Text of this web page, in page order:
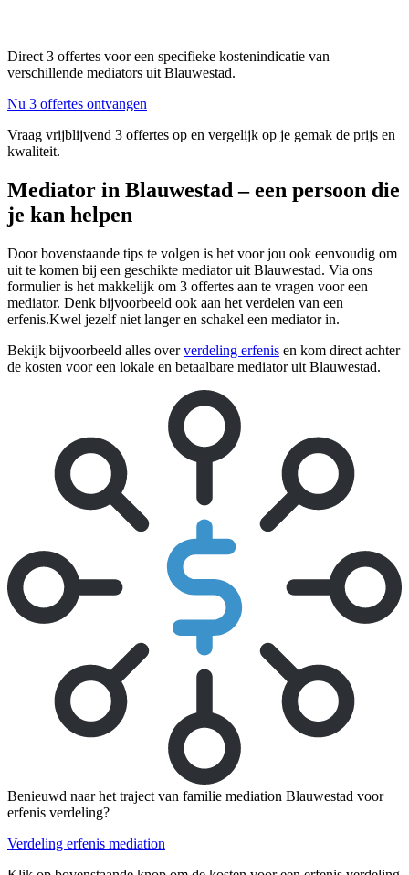
Direct 3 offertes voor een specifieke kostenindicatie van
verschillende mediators uit Blauwestad.
Nu 3 offertes ontvangen
Vraag vrijblijvend 3 offertes op en vergelijk op je gemak de prijs en
kwaliteit.
Mediator in Blauwestad – een persoon die
je kan helpen
Door bovenstaande tips te volgen is het voor jou ook eenvoudig om
uit te komen bij een geschikte mediator uit Blauwestad. Via ons
formulier is het makkelijk om 3 offertes aan te vragen voor een
mediator. Denk bijvoorbeeld ook aan het verdelen van een
erfenis.Kwel jezelf niet langer en schakel een mediator in.
Bekijk bijvoorbeeld alles oververdeling erfenis en kom direct achter
de kosten voor een lokale en betaalbare mediator uit Blauwestad.
Benieuwd naar het traject van familie mediation Blauwestad voor
erfenis verdeling?
Verdeling erfenis mediation